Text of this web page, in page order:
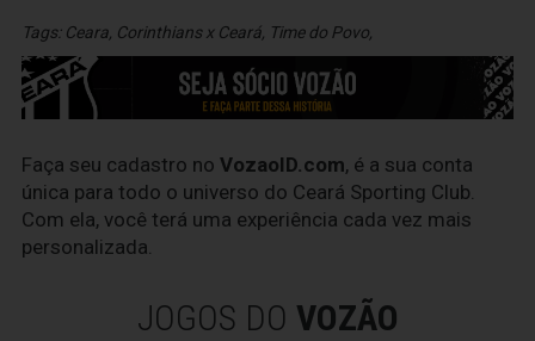
Tags: Ceara Corinthians x Ceará Time do Povo
Faça seu cadastro no VozaoID.com, é a sua conta
única para todo o universo do Ceará Sporting Club.
Com ela, você terá uma experiência cada vez mais
personalizada.
JOGOS DO VOZÃO